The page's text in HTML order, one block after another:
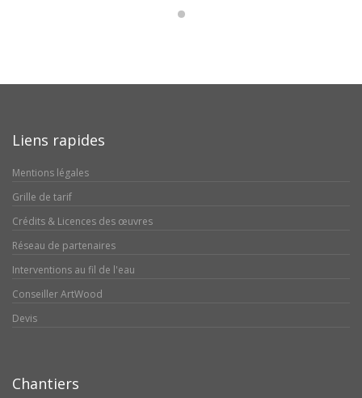
Liens rapides
Mentions légales
Grille de tarif
Crédits & Licences des œuvres
Réseau de partenaires
Interventions au fil de l'eau
Conseiller ArtWood
Devis
Chantiers